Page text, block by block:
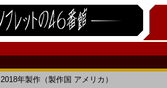
2018年製作（製作国 アメリカ）